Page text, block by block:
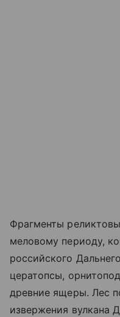
Фрагменты
меловому периоду,
российского
цератопсы,
древние ящеры. Лес
извержения вулкана